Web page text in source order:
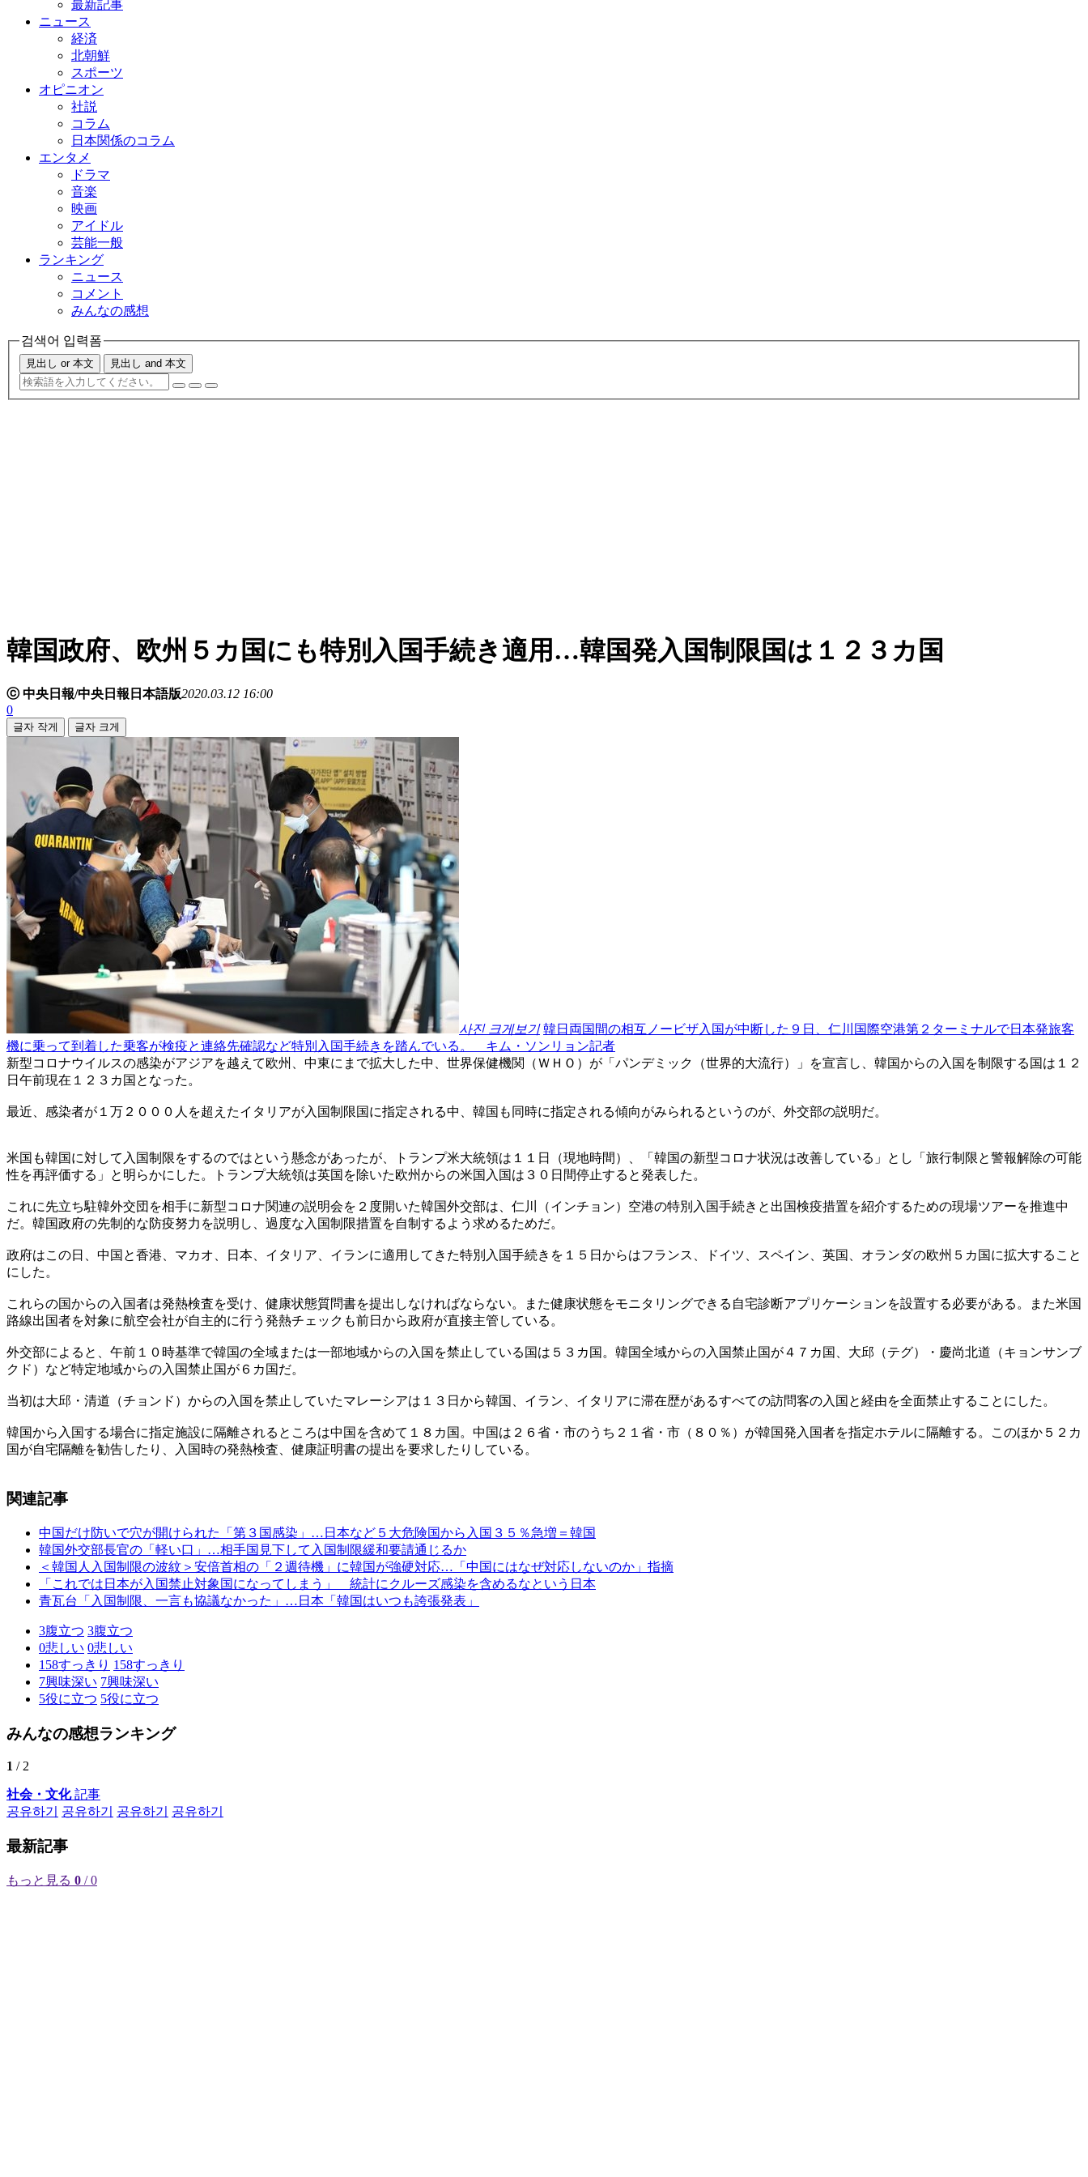
最新記事
ニュース
経済
北朝鮮
スポーツ
オピニオン
社説
コラム
日本関係のコラム
エンタメ
ドラマ
音楽
映画
アイドル
芸能一般
ランキング
ニュース
コメント
みんなの感想
검색어 입력폼
見出し or 本文 見出し and 本文
韓国政府、欧州５カ国にも特別入国手続き適用…韓国発入国制限国は１２３カ国
ⓒ 中央日報/中央日報日本語版2020.03.12 16:00
0
글자 작게 글자 크게
사진 크게보기 韓日両国間の相互ノービザ入国が中断した９日、仁川国際空港第２ターミナルで日本発旅客
機に乗って到着した乗客が検疫と連絡先確認など特別入国手続きを踏んでいる。 キム・ソンリョン記者
新型コロナウイルスの感染がアジアを越えて欧州、中東にまで拡大した中、世界保健機関（ＷＨＯ）が「パンデミック（世界的大流行）」を宣言し、韓国からの入国を制限する国は１２
日午前現在１２３カ国となった。
最近、感染者が１万２０００人を超えたイタリアが入国制限国に指定される中、韓国も同時に指定される傾向がみられるというのが、外交部の説明だ。
米国も韓国に対して入国制限をするのではという懸念があったが、トランプ米大統領は１１日（現地時間）、「韓国の新型コロナ状況は改善している」とし「旅行制限と警報解除の可能
性を再評価する」と明らかにした。トランプ大統領は英国を除いた欧州からの米国入国は３０日間停止すると発表した。
これに先立ち駐韓外交団を相手に新型コロナ関連の説明会を２度開いた韓国外交部は、仁川（インチョン）空港の特別入国手続きと出国検疫措置を紹介するための現場ツアーを推進中
だ。韓国政府の先制的な防疫努力を説明し、過度な入国制限措置を自制するよう求めるためだ。
政府はこの日、中国と香港、マカオ、日本、イタリア、イランに適用してきた特別入国手続きを１５日からはフランス、ドイツ、スペイン、英国、オランダの欧州５カ国に拡大すること
にした。
これらの国からの入国者は発熱検査を受け、健康状態質問書を提出しなければならない。また健康状態をモニタリングできる自宅診断アプリケーションを設置する必要がある。また米国
路線出国者を対象に航空会社が自主的に行う発熱チェックも前日から政府が直接主管している。
外交部によると、午前１０時基準で韓国の全域または一部地域からの入国を禁止している国は５３カ国。韓国全域からの入国禁止国が４７カ国、大邱（テグ）・慶尚北道（キョンサンブ
クド）など特定地域からの入国禁止国が６カ国だ。
当初は大邱・清道（チョンド）からの入国を禁止していたマレーシアは１３日から韓国、イラン、イタリアに滞在歴があるすべての訪問客の入国と経由を全面禁止することにした。
韓国から入国する場合に指定施設に隔離されるところは中国を含めて１８カ国。中国は２６省・市のうち２１省・市（８０％）が韓国発入国者を指定ホテルに隔離する。このほか５２カ
国が自宅隔離を勧告したり、入国時の発熱検査、健康証明書の提出を要求したりしている。
関連記事
中国だけ防いで穴が開けられた「第３国感染」…日本など５大危険国から入国３５％急増＝韓国
韓国外交部長官の「軽い口」…相手国見下して入国制限緩和要請通じるか
＜韓国人入国制限の波紋＞安倍首相の「２週待機」に韓国が強硬対応…「中国にはなぜ対応しないのか」指摘
「これでは日本が入国禁止対象国になってしまう」 統計にクルーズ感染を含めるなという日本
青瓦台「入国制限、一言も協議なかった」…日本「韓国はいつも誇張発表」
3腹立つ 3腹立つ
0悲しい 0悲しい
158すっきり 158すっきり
7興味深い 7興味深い
5役に立つ 5役に立つ
みんなの感想ランキング
1 / 2
社会・文化記事
공유하기
공유하기 공유하기 공유하기
最新記事
もっと見る 0 / 0